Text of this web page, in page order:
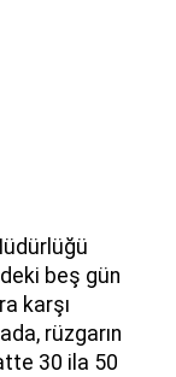
beş gün
karşı
rüzgarın
30 ila 50